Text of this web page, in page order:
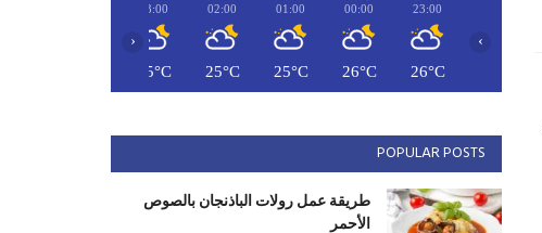
23:00
26°C
00:00
26°C
01:00
25°C
02:00
25°C
03:00
25°C
‹ ›
POPULAR POSTS
طريقة عمل رولات الباذنجان بالصوص
الأحمر